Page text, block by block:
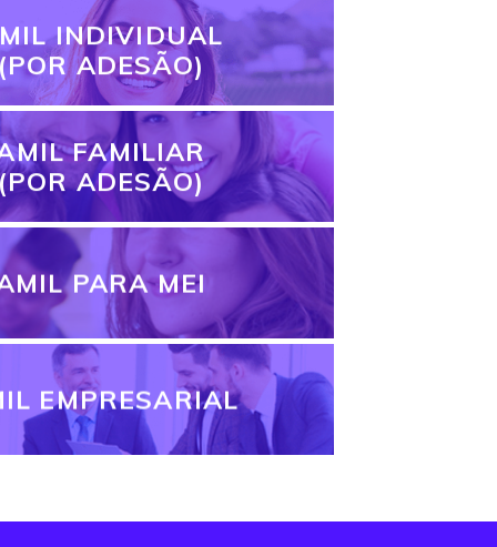
INDIVIDUAL
ADESÃO)
FAMILIAR
ADESÃO)
PARA MEI
EMPRESARIAL